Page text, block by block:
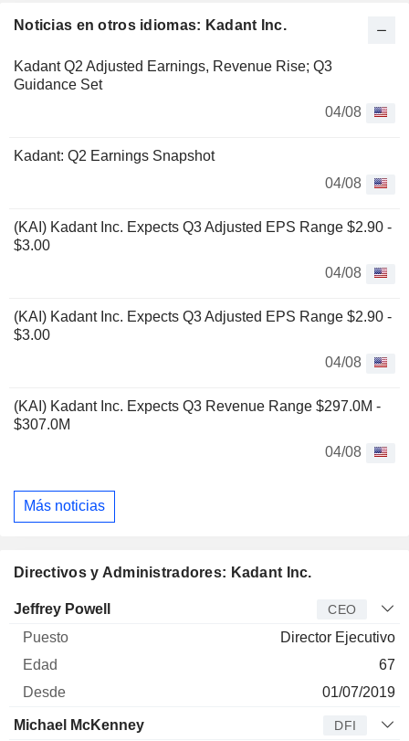
Noticias en otros idiomas: Kadant Inc.
Kadant Q2 Adjusted Earnings, Revenue Rise; Q3
Guidance Set
04/08
Kadant: Q2 Earnings Snapshot
04/08
(KAI) Kadant Inc. Expects Q3 Adjusted EPS Range $2.90 -
$3.00
04/08
(KAI) Kadant Inc. Expects Q3 Adjusted EPS Range $2.90 -
$3.00
04/08
(KAI) Kadant Inc. Expects Q3 Revenue Range $297.0M -
$307.0M
04/08
Más noticias
Directivos y Administradores: Kadant Inc.
Director Puesto
Jeffrey Powell CEO
Director Ejecutivo
67
01/07/2019
Michael McKenney DFI